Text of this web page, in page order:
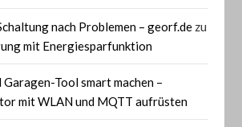
nach Problemen – georf.de zu
mit Energiesparfunktion
Tool smart machen –
mit WLAN und MQTT aufrüsten